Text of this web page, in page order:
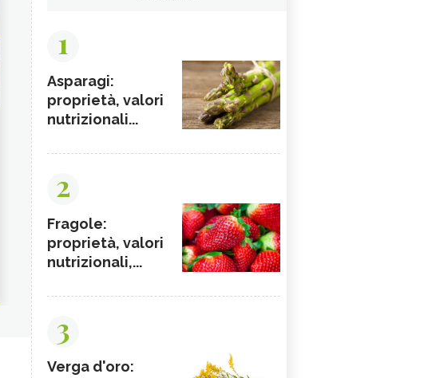
1
Asparagi:
proprietà, valori
nutrizionali...
2
Fragole:
proprietà, valori
nutrizionali,...
3
Verga d'oro: